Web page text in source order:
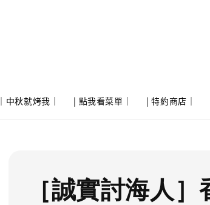
｜中秋就烤我｜ | 點我看菜單｜ | 特約商店｜
［誠實討海人］